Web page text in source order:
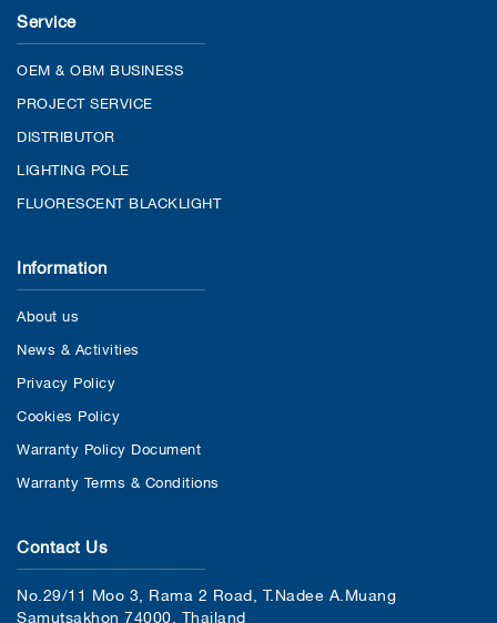
Service
OEM & OBM BUSINESS
PROJECT SERVICE
DISTRIBUTOR
LIGHTING POLE
FLUORESCENT BLACKLIGHT
Information
About us
News & Activities
Privacy Policy
Cookies Policy
Warranty Policy Document
Warranty Terms & Conditions
Contact Us
No.29/11 Moo 3, Rama 2 Road, T.Nadee A.Muang
Samutsakhon 74000, Thailand